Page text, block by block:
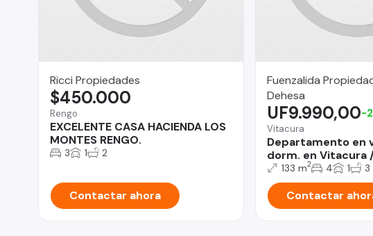
Ricci Propiedades
Rengo
EXCELENTE CASA HACIENDA LOS
MONTES RENGO.
$450.000
3 1 2
Contactar ahora
Fuenzalida
Dehesa
Vitacura
Departamento en
dorm. en Vitacura
UF9.990,00-
133 m2 4 1 3
Contactar